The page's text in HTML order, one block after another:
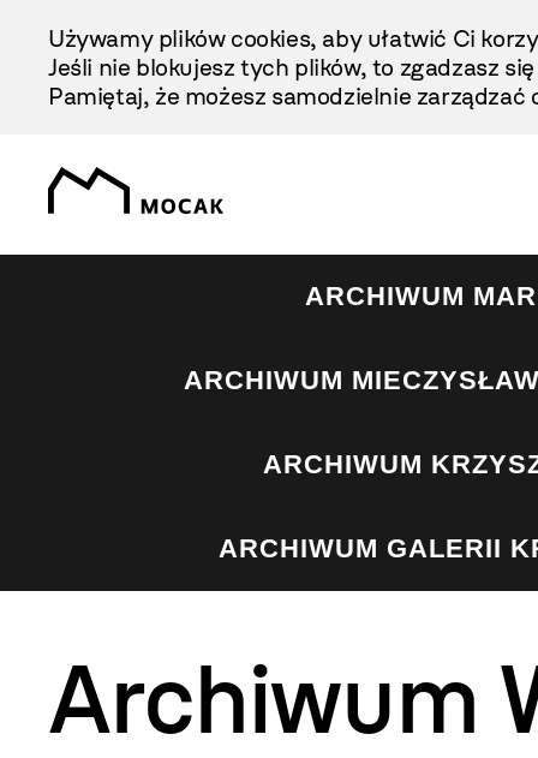
Treści
Używamy plików cookies, aby ułatwić Ci
Jeśli nie blokujesz tych plików, to zgadzasz
Pamiętaj, że możesz samodzielnie
ARCHIWUM
ARCHIWUM
ARCHIWUM
ARCHIWUM GALERII
Archiwum